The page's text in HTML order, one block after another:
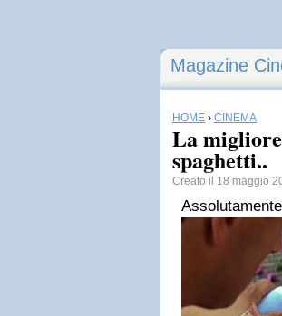
Magazine
HOME › CINEMA
La
spaghetti..
Creato il 18 maggio